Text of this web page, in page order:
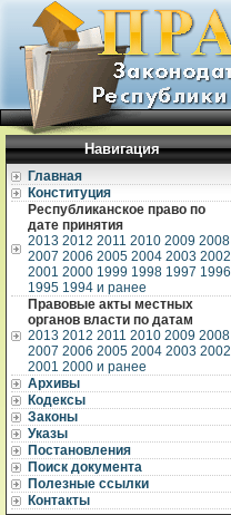
Навигация
Главная
Конституция
Республиканское право по
дате принятия
2013 2012 2011 2010 2009 2008
2007 2006 2005 2004 2003 2002
2001 2000 1999 1998 1997 1996
1995 1994 и ранее
Правовые акты местных
органов власти по датам
2013 2012 2011 2010 2009 2008
2007 2006 2005 2004 2003 2002
2001 2000 и ранее
Архивы
Кодексы
Законы
Указы
Постановления
Поиск документа
Полезные ссылки
Контакты